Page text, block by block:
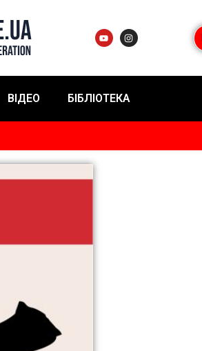
ВІДЕО БІБЛІОТЕКА